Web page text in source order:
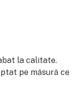
la calitate.
pe măsură ce